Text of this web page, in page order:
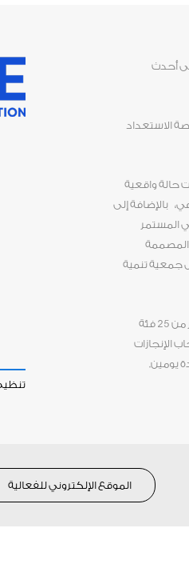
أحدث
الاستعداد
أكثر من 120 متحدث دراسات حالة واقعية
بالإضافة إلى
المهني المستمر
المصممة
جمعية تنمية
وتستعرض الفعالية مجموعة من حلول ومنتجات الموارد البشرية المؤثرة ضمن أكثر من 25 فئة
الإنجازات
يومين.
الموقع الإلكتروني للفعالية